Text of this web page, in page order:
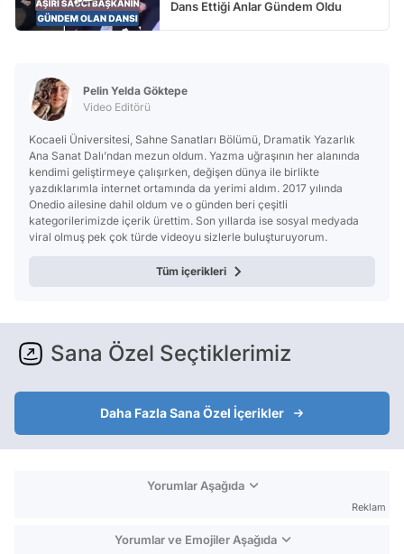
Dans Ettiği Anlar Gündem Oldu
Pelin Yelda Göktepe
Video Editörü
Kocaeli Üniversitesi, Sahne Sanatları Bölümü, Dramatik Yazarlık
Ana Sanat Dalı’ndan mezun oldum. Yazma uğraşının her alanında
kendimi geliştirmeye çalışırken, değişen dünya ile birlikte
yazdıklarımla internet ortamında da yerimi aldım. 2017 yılında
Onedio ailesine dahil oldum ve o günden beri çeşitli
kategorilerimizde içerik ürettim. Son yıllarda ise sosyal medyada
viral olmuş pek çok türde videoyu sizlerle buluşturuyorum.
Tüm içerikleri
Sana Özel Seçtiklerimiz
Daha Fazla Sana Özel İçerikler
Yorumlar Aşağıda
Reklam
Yorumlar ve Emojiler Aşağıda